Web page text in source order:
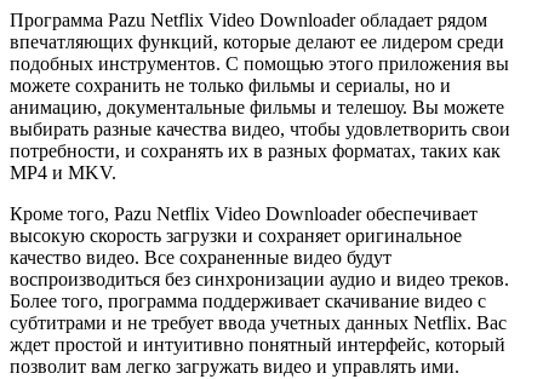
Программа Pazu Netflix Video Downloader обладает рядом
впечатляющих функций, которые делают ее лидером среди
подобных инструментов. С помощью этого приложения вы
можете сохранить не только фильмы и сериалы, но и
анимацию, документальные фильмы и телешоу. Вы можете
выбирать разные качества видео, чтобы удовлетворить свои
потребности, и сохранять их в разных форматах, таких как
MP4 и MKV.
Кроме того, Pazu Netflix Video Downloader обеспечивает
высокую скорость загрузки и сохраняет оригинальное
качество видео. Все сохраненные видео будут
воспроизводиться без синхронизации аудио и видео треков.
Более того, программа поддерживает скачивание видео с
субтитрами и не требует ввода учетных данных Netflix. Вас
ждет простой и интуитивно понятный интерфейс, который
позволит вам легко загружать видео и управлять ими.